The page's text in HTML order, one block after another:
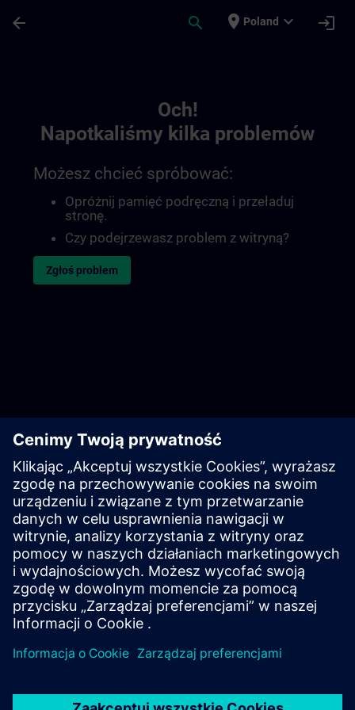
arrow_back search place Poland expand_more login
Och!
Napotkaliśmy kilka problemów
Możesz chcieć spróbować:
Opróżnij pamięć podręczną i przeładuj
stronę.
Czy podejrzewasz problem z witryną?
Zgłoś problem